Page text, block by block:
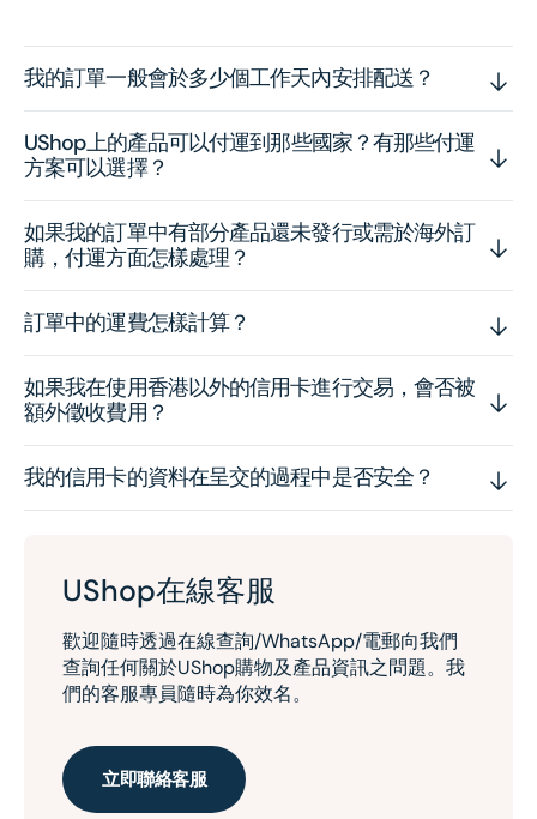
我的訂單一般會於多少個工作天內安排配送？
UShop上的產品可以付運到那些國家？有那些付運
方案可以選擇？
如果我的訂單中有部分產品還未發行或需於海外訂
購，付運方面怎樣處理？
訂單中的運費怎樣計算？
如果我在使用香港以外的信用卡進行交易，會否被
額外徵收費用？
我的信用卡的資料在呈交的過程中是否安全？
UShop在線客服
歡迎隨時透過在線查詢/WhatsApp/電郵向我們
查詢任何關於UShop購物及產品資訊之問題。我
們的客服專員隨時為你效名。
立即聯絡客服